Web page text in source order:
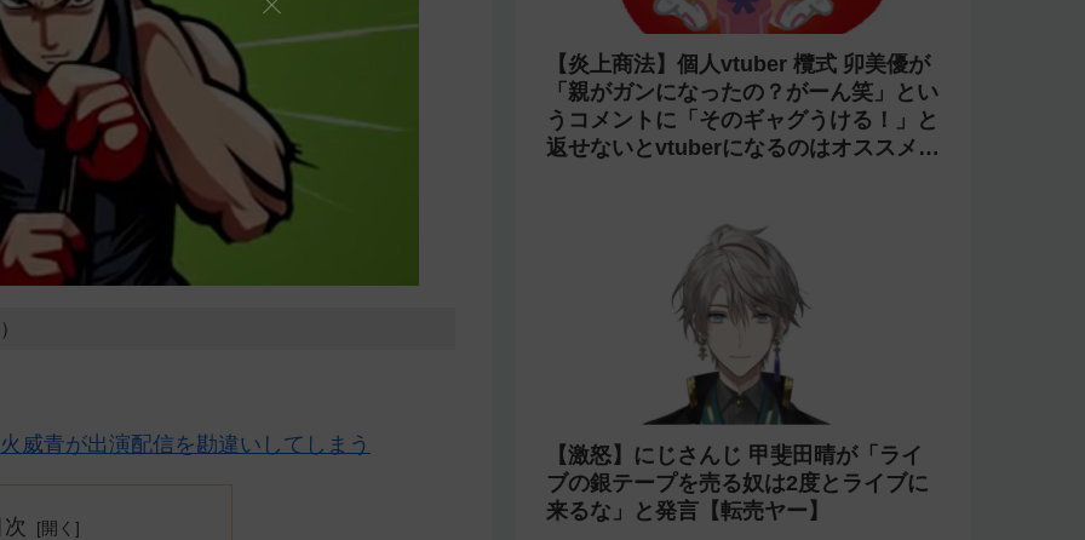
威青が出演配信を勘違いしてしまう
【炎上商法】個人vtuber 欖式 卯美優が
「親がガンになったの？がーん笑」とい
うコメントに「そのギャグうける！」と
返せないとvtuberになるのはオススメし
【激怒】にじさんじ 甲斐田晴が「ライ
ブの銀テープを売る奴は2度とライブに
来るな」と発言【転売ヤー】